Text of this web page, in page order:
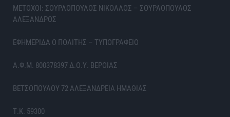
ΜΕΤΟΧΟΙ: ΣΟΥΡΛΟΠΟΥΛΟΣ ΝΙΚΟΛΑΟΣ – ΣΟΥΡΛΟΠΟΥΛΟΣ
ΑΛΕΞΑΝΔΡΟΣ
ΕΦΗΜΕΡΙΔΑ Ο ΠΟΛΙΤΗΣ – ΤΥΠΟΓΡΑΦΕΙΟ
Α.Φ.Μ. 800378397 Δ.Ο.Υ. ΒΕΡΟΙΑΣ
ΒΕΤΣΟΠΟΥΛΟΥ 72 ΑΛΕΞΑΝΔΡΕΙΑ ΗΜΑΘΙΑΣ
Τ.Κ. 59300